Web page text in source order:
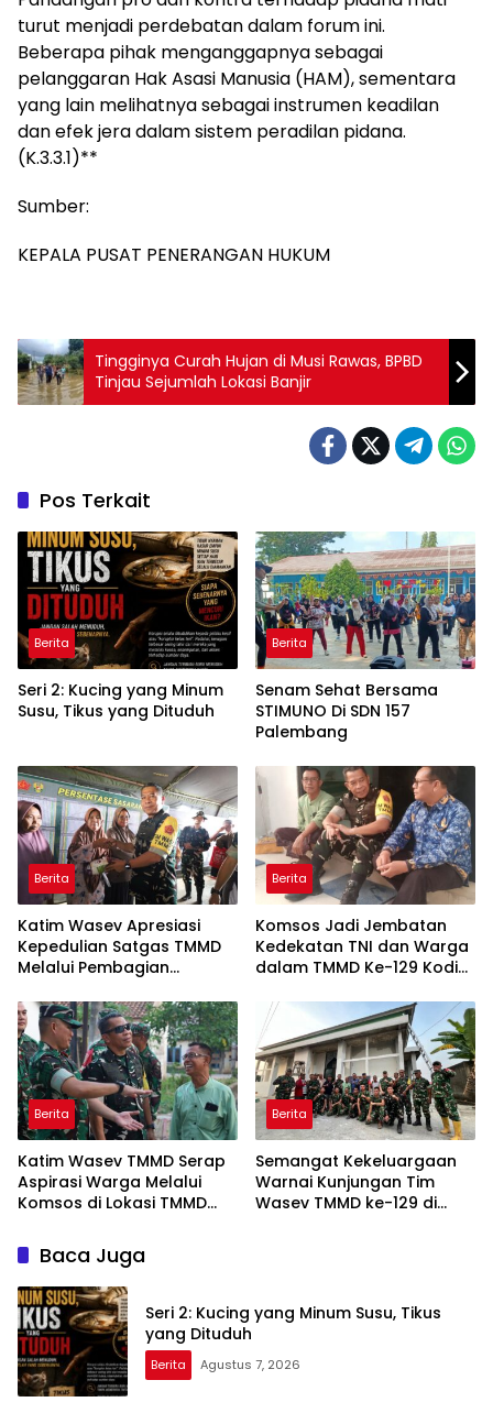
turut menjadi perdebatan dalam forum ini.
Beberapa pihak menganggapnya sebagai
pelanggaran Hak Asasi Manusia (HAM), sementara
yang lain melihatnya sebagai instrumen keadilan
dan efek jera dalam sistem peradilan pidana.
(K.3.3.1)**
Sumber:
KEPALA PUSAT PENERANGAN HUKUM
Tingginya Curah Hujan di Musi Rawas, BPBD
Tinjau Sejumlah Lokasi Banjir
Pos Terkait
Berita
Seri 2: Kucing yang Minum
Susu, Tikus yang Dituduh
Berita
Senam Sehat Bersama
STIMUNO Di SDN 157
Palembang
Berita
Katim Wasev Apresiasi
Kepedulian Satgas TMMD
Melalui Pembagian
Berita
Komsos Jadi Jembatan
Kedekatan TNI dan Warga
dalam TMMD Ke-129 Kodim
Berita
Katim Wasev TMMD Serap
Aspirasi Warga Melalui
Komsos di Lokasi TMMD
Berita
Semangat Kekeluargaan
Warnai Kunjungan Tim
Wasev TMMD ke-129 di
Baca Juga
Seri 2: Kucing yang Minum Susu, Tikus
yang Dituduh
Berita Agustus 7, 2026